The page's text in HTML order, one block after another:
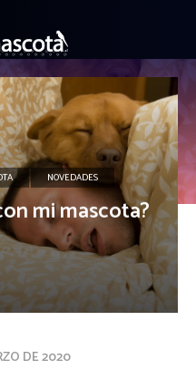
NOVEDADES
mi mascota?
DE 2020